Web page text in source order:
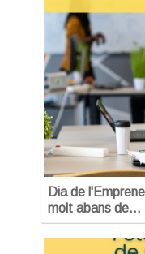
Dia de
molt abans de…